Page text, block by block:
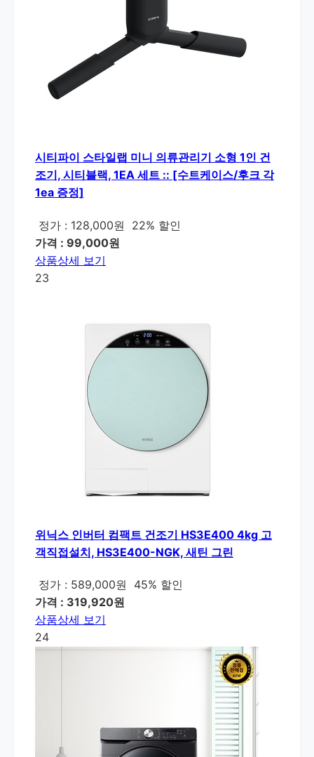
시티파이 스타일랩 미니 의류관리기 소형 1인 건
조기, 시티블랙, 1EA 세트 :: [수트케이스/후크 각
1ea 증정]
정가 : 128,000원
22% 할인
가격 : 99,000원
상품상세 보기
23
위닉스 인버터 컴팩트 건조기 HS3E400 4kg 고
객직접설치, HS3E400-NGK, 새틴 그린
정가 : 589,000원
45% 할인
가격 : 319,920원
상품상세 보기
24